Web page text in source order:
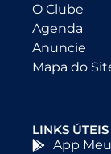
O Clube
Agenda
Anuncie
Mapa do
LINKS ÚTEIS
App